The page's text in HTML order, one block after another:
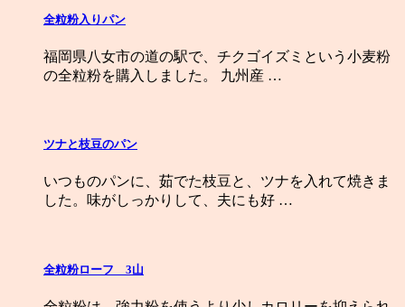
全粒粉入りパン
福岡県八女市の道の駅で、チクゴイズミという小麦粉
の全粒粉を購入しました。 九州産 …
ツナと枝豆のパン
いつものパンに、茹でた枝豆と、ツナを入れて焼きま
した。味がしっかりして、夫にも好 …
全粒粉ローフ 3山